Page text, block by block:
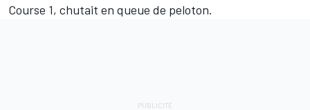
Course 1, chutait en queue de peloton.